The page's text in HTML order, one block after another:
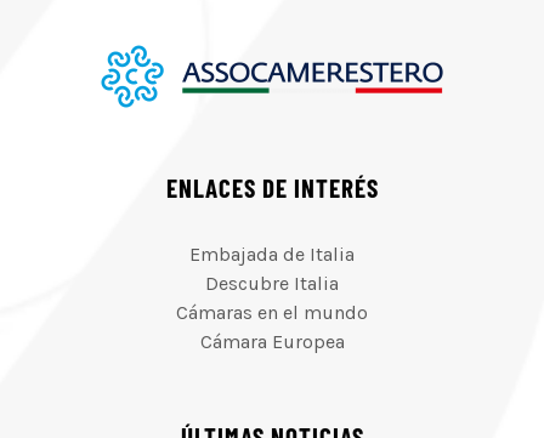
ENLACES DE INTERÉS
Embajada de Italia
Descubre Italia
Cámaras en el mundo
Cámara Europea